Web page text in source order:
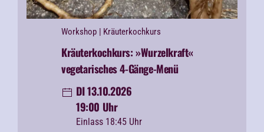
Workshop | Kräuterkochkurs
Kräuterkochkurs: »Wurzelkraft«
vegetarisches 4-Gänge-Menü
DI 13.10.2026
19:00 Uhr
Einlass 18:45 Uhr